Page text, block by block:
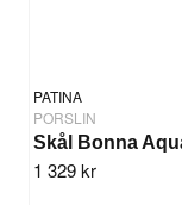
PATINA
PORSLIN
1 329 kr